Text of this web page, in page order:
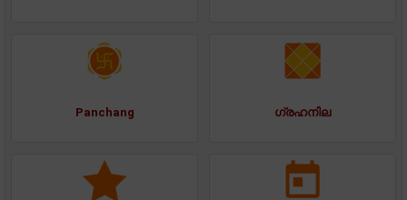
Panchang ഗ്രഹനില